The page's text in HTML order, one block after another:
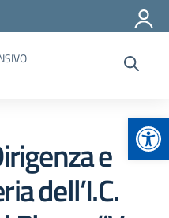
e
dell’I.C.